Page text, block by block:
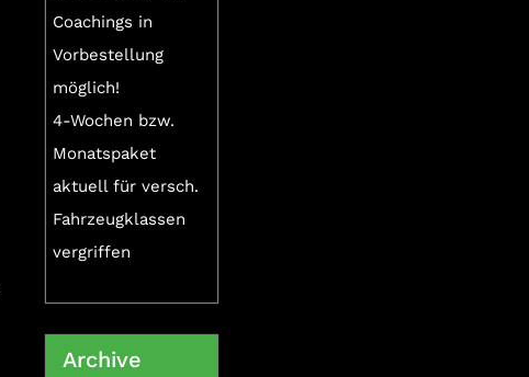
Coachings in
Vorbestellung
möglich!
4-Wochen bzw.
Monatspaket
aktuell für versch.
Fahrzeugklassen
vergriffen
Archive